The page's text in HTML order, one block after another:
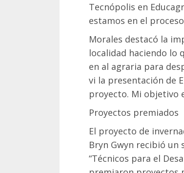
Tecnópolis en
estamos en el
Morales destacó la
localidad haciendo lo
en al agraria para
vi la presentación de
proyecto. Mi objetivo
Proyectos premiados
El proyecto de
Bryn Gwyn recibió un
“Técnicos para el